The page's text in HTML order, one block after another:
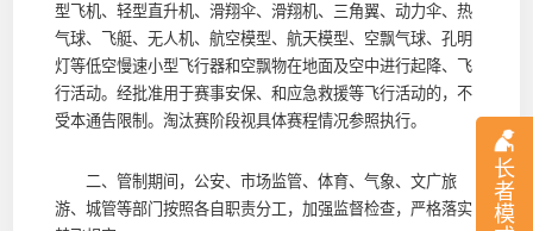
长
者
模
型飞机、轻型直升机、滑翔伞、滑翔机、三角翼、动力伞、热
气球、飞艇、无人机、航空模型、航天模型、空飘气球、孔明
灯等低空慢速小型飞行器和空飘物在地面及空中进行起降、飞
行活动。经批准用于赛事安保、和应急救援等飞行活动的，不
受本通告限制。淘汰赛阶段视具体赛程情况参照执行。
二、管制期间，公安、市场监管、体育、气象、文广旅
游、城管等部门按照各自职责分工，加强监督检查，严格落实